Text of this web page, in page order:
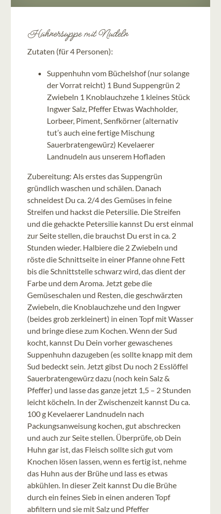
KONTAKT
Hühnersuppe mit Nudeln
Zutaten (für 4 Personen):
Suppenhuhn vom Büchelshof (nur solange
der Vorrat reicht) 1 Bund Suppengrün 2
Zwiebeln 1 Knoblauchzehe 1 kleines Stück
Ingwer Salz, Pfeffer Etwas Wachholder,
Lorbeer, Piment, Senfkörner (alternativ
tut’s auch eine fertige Mischung
Sauerbratengewürz) Kevelaerer
Landnudeln aus unserem Hofladen
Zubereitung: Als erstes das Suppengrün
gründlich waschen und schälen. Danach
schneidest Du ca. 2/4 des Gemüses in feine
Streifen und hackst die Petersilie. Die Streifen
und die gehackte Petersilie kannst Du erst einmal
zur Seite stellen, die brauchst Du erst in ca. 2
Stunden wieder. Halbiere die 2 Zwiebeln und
röste die Schnittseite in einer Pfanne ohne Fett
bis die Schnittstelle schwarz wird, das dient der
Farbe und dem Aroma. Jetzt gebe die
Gemüseschalen und Resten, die geschwärzten
Zwiebeln, die Knoblauchzehe und den Ingwer
(beides grob zerkleinert) in einen Topf mit Wasser
und bringe diese zum Kochen. Wenn der Sud
kocht, kannst Du Dein vorher gewaschenes
Suppenhuhn dazugeben (es sollte knapp mit dem
Sud bedeckt sein. Jetzt gibst Du noch 2 Esslöffel
Sauerbratengewürz dazu (noch kein Salz &
Pfeffer) und lasse das ganze jetzt 1,5 – 2 Stunden
leicht köcheln. In der Zwischenzeit kannst Du ca.
100 g Kevelaerer Landnudeln nach
Packungsanweisung kochen, gut abschrecken
und auch zur Seite stellen. Überprüfe, ob Dein
Huhn gar ist, das Fleisch sollte sich gut vom
Knochen lösen lassen, wenn es fertig ist, nehme
das Huhn aus der Brühe und lass es etwas
abkühlen. In dieser Zeit kannst Du die Brühe
durch ein feines Sieb in einen anderen Topf
abfiltern und sie mit Salz und Pfeffer